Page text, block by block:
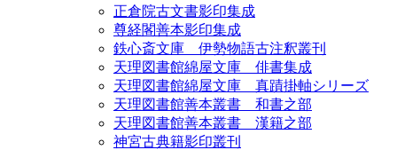
正倉院古文書影印集成
尊経閣善本影印集成
鉄心斎文庫 伊勢物語古注釈叢刊
天理図書館綿屋文庫 俳書集成
天理図書館綿屋文庫 真蹟掛軸シリーズ
天理図書館善本叢書 和書之部
天理図書館善本叢書 漢籍之部
神宮古典籍影印叢刊